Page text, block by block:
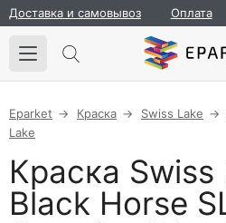
Доставка и самовывоз Оплата
Eparket Краска Swiss Lake
Lake
Краска Swiss
Black Horse